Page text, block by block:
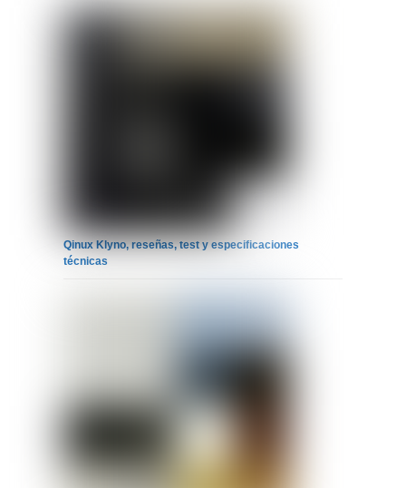
Qinux Klyno, reseñas, test y especificaciones
técnicas